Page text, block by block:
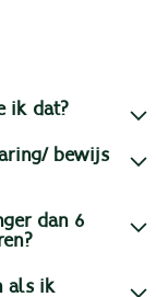
ik dat?
bewijs
dan 6
als ik